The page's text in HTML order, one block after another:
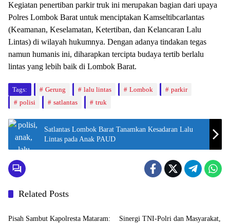
Kegiatan penertiban parkir truk ini merupakan bagian dari upaya
Polres Lombok Barat untuk menciptakan Kamseltibcarlantas
(Keamanan, Keselamatan, Ketertiban, dan Kelancaran Lalu
Lintas) di wilayah hukumnya. Dengan adanya tindakan tegas
namun humanis ini, diharapkan tercipta budaya tertib berlalu
lintas yang lebih baik di Lombok Barat.
Tags: Gerung lalu lintas Lombok
parkir
polisi
satlantas truk
Satlantas Lombok Barat Tanamkan Kesadaran Lalu
Lintas pada Anak PAUD
Related Posts
Bali Nusra
Pisah Sambut Kapolresta Mataram: Sinergi TNI-Polri dan Masyarakat,